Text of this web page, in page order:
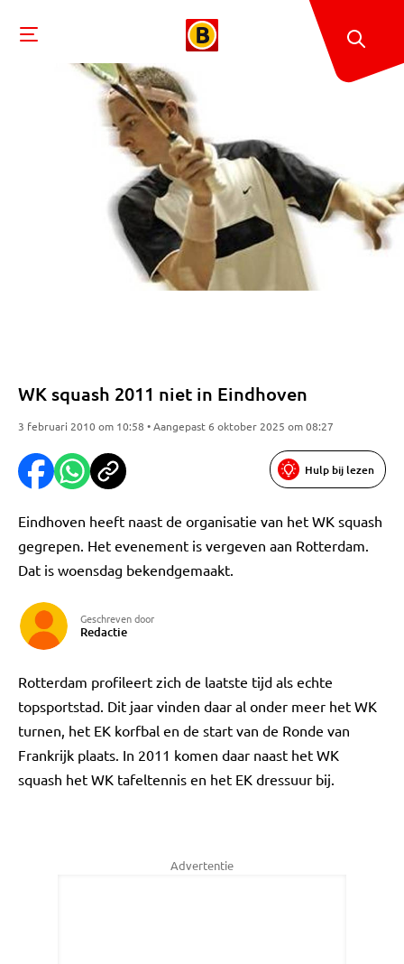
WK squash 2011 niet in Eindhoven
3 februari 2010 om 10:58 • Aangepast 6 oktober 2025 om 08:27
Hulp bij lezen
Eindhoven heeft naast de organisatie van het WK squash
gegrepen. Het evenement is vergeven aan Rotterdam.
Dat is woensdag bekendgemaakt.
Geschreven door
Redactie
Rotterdam profileert zich de laatste tijd als echte
topsportstad. Dit jaar vinden daar al onder meer het WK
turnen, het EK korfbal en de start van de Ronde van
Frankrijk plaats. In 2011 komen daar naast het WK
squash het WK tafeltennis en het EK dressuur bij.
Advertentie